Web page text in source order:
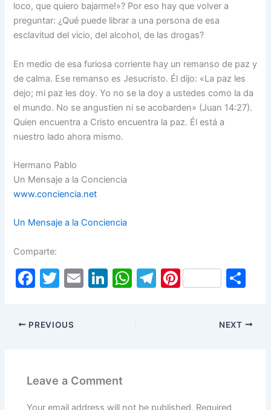
loco, que quiero bajarme!»? Por eso hay que volver a
preguntar: ¿Qué puede librar a una persona de esa
esclavitud del vicio, del alcohol, de las drogas?
En medio de esa furiosa corriente hay un remanso de paz y
de calma. Ese remanso es Jesucristo. Él dijo: «La paz les
dejo; mi paz les doy. Yo no se la doy a ustedes como la da
el mundo. No se angustien ni se acobarden» (Juan 14:27).
Quien encuentra a Cristo encuentra la paz. Él está a
nuestro lado ahora mismo.
Hermano Pablo
Un Mensaje a la Conciencia
www.conciencia.net
Un Mensaje a la Conciencia
Comparte:
F
c
e
o
T
itt
er
E
Li
n
W T Pi
ar
PREVIOUS NEXT
Leave a Comment
Your email address will not be published. Required